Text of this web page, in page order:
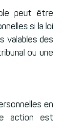
peut être
si la loi
valables des
ou une
en
action est